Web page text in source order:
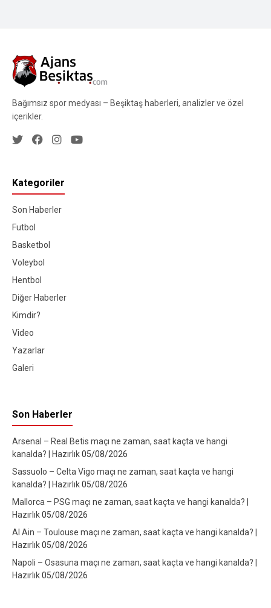
Bağımsız spor medyası – Beşiktaş haberleri, analizler ve özel
içerikler.
Kategoriler
Son Haberler
Futbol
Basketbol
Voleybol
Hentbol
Diğer Haberler
Kimdir?
Video
Yazarlar
Galeri
Son Haberler
Arsenal – Real Betis maçı ne zaman, saat kaçta ve hangi
kanalda? | Hazırlık05/08/2026
Sassuolo – Celta Vigo maçı ne zaman, saat kaçta ve hangi
kanalda? | Hazırlık05/08/2026
Mallorca – PSG maçı ne zaman, saat kaçta ve hangi kanalda? |
Hazırlık05/08/2026
Al Ain – Toulouse maçı ne zaman, saat kaçta ve hangi kanalda? |
Hazırlık05/08/2026
Napoli – Osasuna maçı ne zaman, saat kaçta ve hangi kanalda? |
Hazırlık05/08/2026